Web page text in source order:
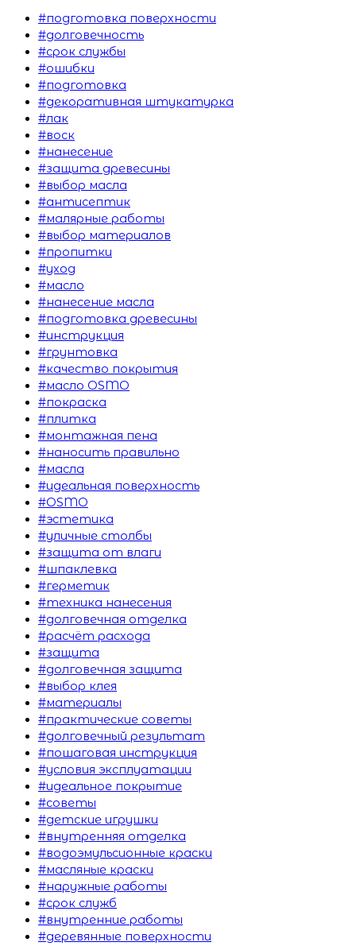
#подготовка поверхности
#долговечность
#срок службы
#ошибки
#подготовка
#декоративная штукатурка
#лак
#воск
#нанесение
#защита древесины
#выбор масла
#антисептик
#малярные работы
#выбор материалов
#пропитки
#уход
#масло
#нанесение масла
#подготовка древесины
#инструкция
#грунтовка
#качество покрытия
#масло OSMO
#покраска
#плитка
#монтажная пена
#наносить правильно
#масла
#идеальная поверхность
#OSMO
#эстетика
#уличные столбы
#защита от влаги
#шпаклевка
#герметик
#техника нанесения
#долговечная отделка
#расчёт расхода
#защита
#долговечная защита
#выбор клея
#материалы
#практические советы
#долговечный результат
#пошаговая инструкция
#условия эксплуатации
#идеальное покрытие
#советы
#детские игрушки
#внутренняя отделка
#водоэмульсионные краски
#масляные краски
#наружные работы
#срок служб
#внутренние работы
#деревянные поверхности